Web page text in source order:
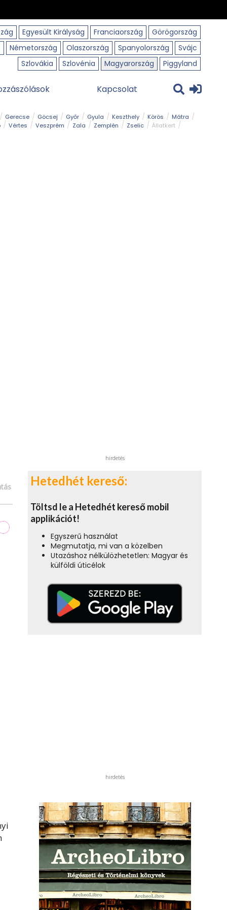
Egyesült Királyság Franciaország
Görögország
Németország Olaszország Spanyolország
Svájc
Szlovákia
Szlovénia Magyarország Piggyland
Kapcsolat
Gerecse Göcsej Győr Gyula Keszthely Körös
Mátra
Vértes Veszprém Zala Zemplén Zselic Állatkert
hirdetés
Hetedhét kereső:
Töltsd le a Hetedhét kereső mobil
applikációt!
Egyszerű használat
Megmutatja, mi van a közelben
Utazáshoz nélkülözhetetlen: Magyar és
külföldi úticélok
hirdetés